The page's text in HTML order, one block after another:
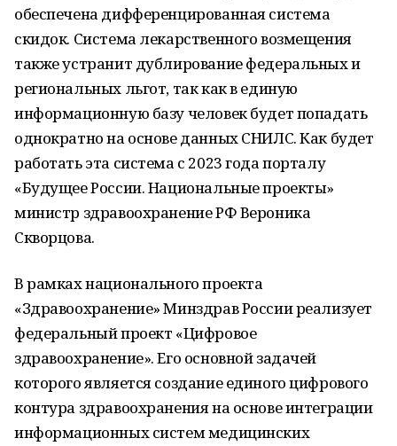
обеспечена дифференцированная система
скидок. Система лекарственного возмещения
также устранит дублирование федеральных и
региональных льгот, так как в единую
информационную базу человек будет попадать
однократно на основе данных СНИЛС. Как будет
работать эта система с 2023 года порталу
«Будущее России. Национальные проекты»
министр здравоохранение РФ Вероника
Скворцова.
В рамках национального проекта
«Здравоохранение» Минздрав России реализует
федеральный проект «Цифровое
здравоохранение». Его основной задачей
которого является создание единого цифрового
контура здравоохранения на основе интеграции
информационных систем медицинских